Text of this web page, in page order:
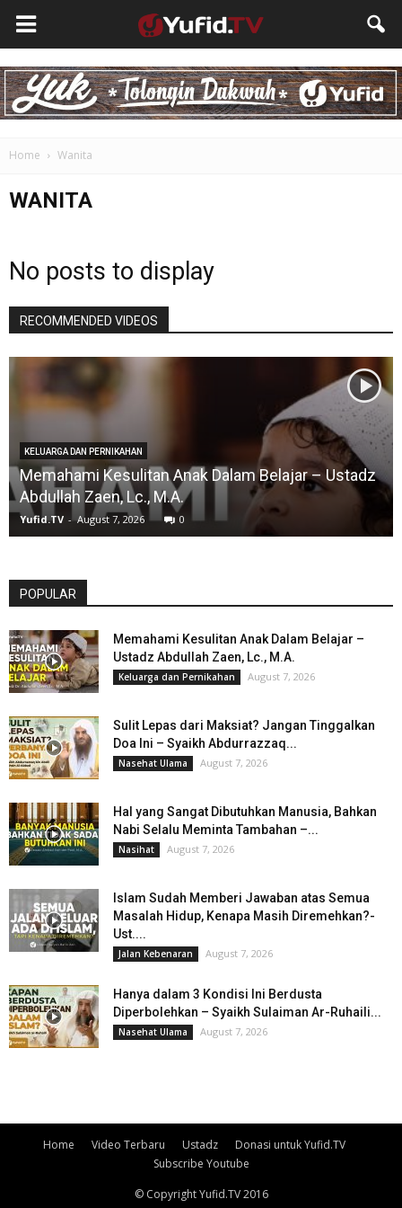
Home Wanita
WANITA
No posts to display
RECOMMENDED VIDEOS
KELUARGA DAN PERNIKAHAN
Memahami Kesulitan Anak Dalam Belajar – Ustadz
Abdullah Zaen, Lc., M.A.
Yufid.TV - August 7, 2026 0
POPULAR
Memahami Kesulitan Anak Dalam Belajar –
Ustadz Abdullah Zaen, Lc., M.A.
Keluarga dan Pernikahan August 7, 2026
Sulit Lepas dari Maksiat? Jangan Tinggalkan
Doa Ini – Syaikh Abdurrazzaq...
Nasehat Ulama August 7, 2026
Hal yang Sangat Dibutuhkan Manusia, Bahkan
Nabi Selalu Meminta Tambahan –...
Nasihat August 7, 2026
Islam Sudah Memberi Jawaban atas Semua
Masalah Hidup, Kenapa Masih Diremehkan?-
Ust....
Jalan Kebenaran August 7, 2026
Hanya dalam 3 Kondisi Ini Berdusta
Diperbolehkan – Syaikh Sulaiman Ar-Ruhaili...
Nasehat Ulama August 7, 2026
Home Video Terbaru Ustadz
Donasi untuk Yufid.TV
Subscribe Youtube
© Copyright Yufid.TV 2016